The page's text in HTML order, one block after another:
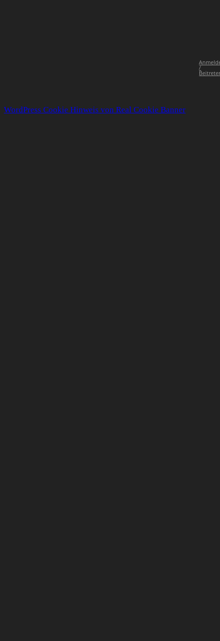
/
WordPress Cookie Hinweis von Real Cookie Banner